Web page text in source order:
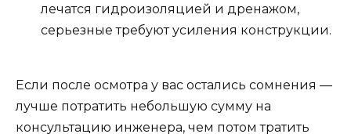
лечатся гидроизоляцией и дренажом,
серьезные требуют усиления конструкции.
Если после осмотра у вас остались сомнения —
лучше потратить небольшую сумму на
консультацию инженера, чем потом тратить